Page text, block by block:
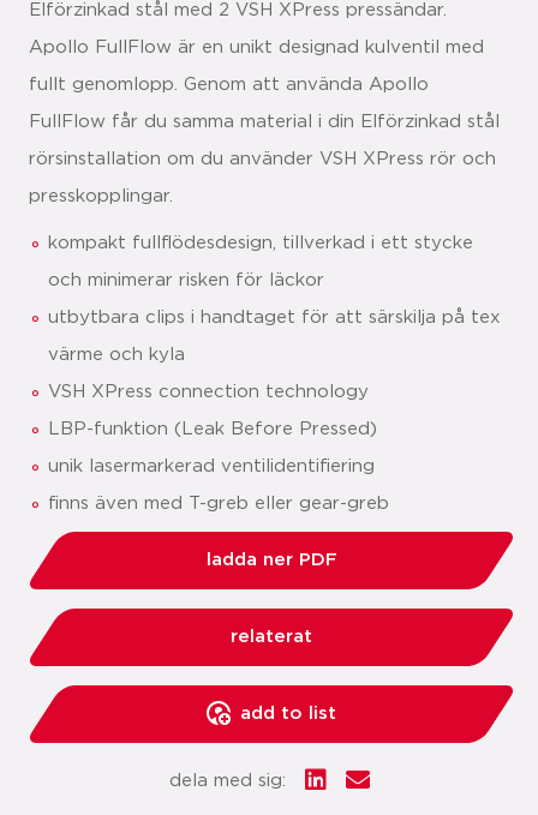
Elförzinkad stål med 2 VSH XPress pressändar.
Apollo FullFlow är en unikt designad kulventil med
fullt genomlopp. Genom att använda Apollo
FullFlow får du samma material i din Elförzinkad stål
rörsinstallation om du använder VSH XPress rör och
presskopplingar.
kompakt fullflödesdesign, tillverkad i ett stycke
och minimerar risken för läckor
utbytbara clips i handtaget för att särskilja på tex
värme och kyla
VSH XPress connection technology
LBP-funktion (Leak Before Pressed)
unik lasermarkerad ventilidentifiering
finns även med T-greb eller gear-greb
ladda ner PDF
relaterat
add to list
dela med sig: